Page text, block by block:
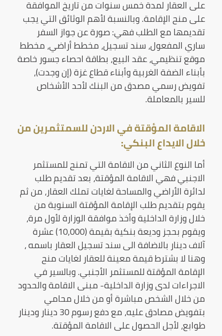
على العقار لمدة خمس سنوات من تاريخ الموافقة
على منح الإقامة. وبالنسبة لأهم الوثائق التي يجب
تقديمها مع الطلب فهي: صورة عن جواز السفر
ساري المفعول، سند تسجيل، مخطط أراضي، مخطط
موقع تنظيمي، عقد البيع، بطاقة احصاء جسور خاصة
بأبناء الضفة الغربية وأبناء قطاع غزة (إن وجدت)،
تفويض رسمي مصدق من البنك لأحد الأشخاص
للسير بالمعاملة.
الاقامة المؤقتة في الاردن للسمتثمرين من
خلال الايداع البنكي:
أما النوع الثاني من الاقامة التي تمنح للمستثمر
الاجنبي فهي الاقامة المؤقتة، بعد تقديم طلب
لدائرة الأراضي والمساحة لغايات تملك العقار، من ثم
يقوم بتقديم طلب الإقامة المؤقتة السنوية من
خلال وزارة الداخلية وأخذ موافقة الوزارة لأول مرة،
ويقوم بحجز وديعة بنكية بقيمة (10,000) عشرة
آلاف دينار بالاضافة الى سند تسجيل العقار باسمه ،
وهنا لا بشترط قيمة معينة للعقار لغايات منح
الإقامة المؤقتة للمستثمر الأجنبي. وبالسير في
الاجراءات لدى وزارة الداخلية- مبنى الاقامة والحدود
من خلال الشخص مباشرة أو من خلال محامي
بتفويض مصادق عليه، مع دفع رسوم 30 دينار ودينار
طوابع، لأجل الحصول على الاقامة المؤقتة.